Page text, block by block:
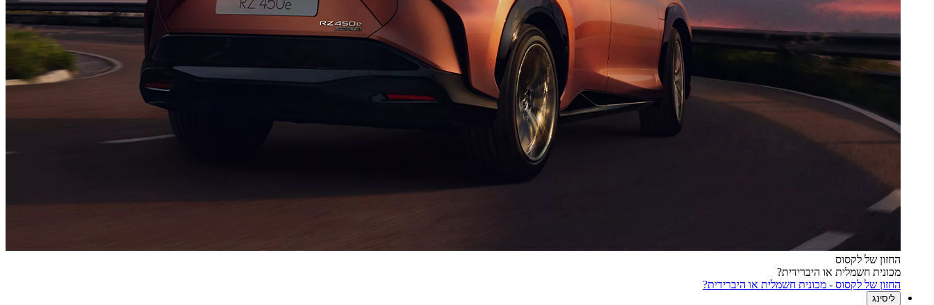
החזון של לקסוס
מכונית חשמלית או היברידית?
החזון של לקסוס - מכונית חשמלית או היברידית?
ליסינג